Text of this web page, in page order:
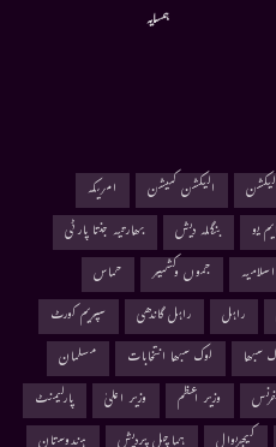
ہمسایہ
الیکشن کمیشن
امریکہ
یو بنگلہ دیش
بھارتیہ جنتا پارٹی
جموں وکشمیر
حماس
راہل راہل گاندھی
سپریم کورٹ
سبھا لوک سبھا انتخابات
مسلمان
وزیر اعظم وزیر اعلیٰ
پارلیمنٹ